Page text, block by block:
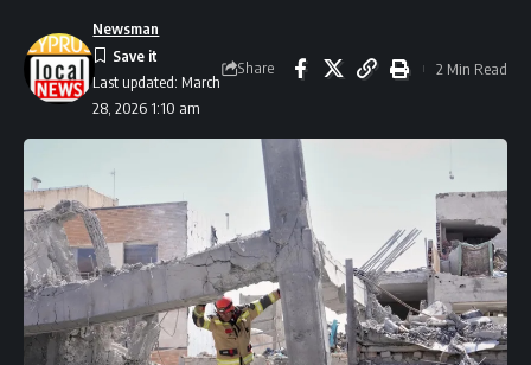
Last updated: March
28, 2026 1:10 am
Newsman
Share 2 Min Read